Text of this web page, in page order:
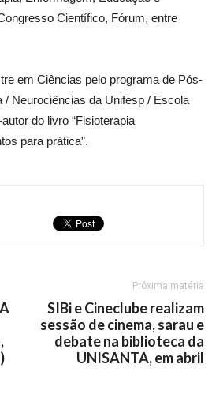
Científico, Fórum, entre
em Ciências pelo programa de Pós-
/ Neurociências da Unifesp / Escola
do livro “Fisioterapia
para prática”.
Próxima matéria
SIBi e Cineclube realizam
sessão de cinema, sarau e
debate na biblioteca da
UNISANTA, em abril